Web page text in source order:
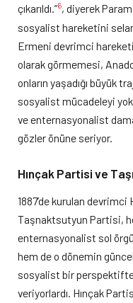
çıkarıldı.”6, diyerek
sosyalist hareketini
Ermeni devrimci
olarak görmemesi,
onların yaşadığı büyük
sosyalist mücadeleyi yok
ve enternasyonalist
gözler önüne seriyor.
Hınçak Partisi ve
1887’de kurulan devrimci
Taşnaktsutyun Partisi,
enternasyonalist sol
hem de o dönemin
sosyalist bir
veriyorlardı. Hınçak